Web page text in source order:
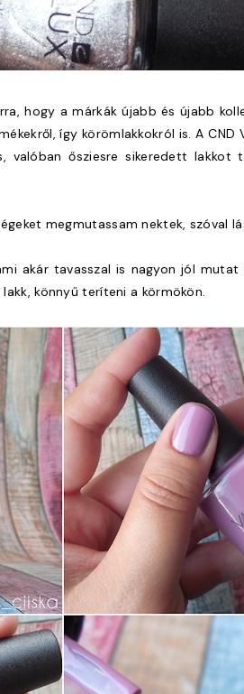
hogy a márkák újabb és újabb
így körömlakkokról is. A CND
valóban ősziesre sikeredett lakkot
megmutassam nektek, szóval
akár tavasszal is nagyon jól mutat
könnyű teríteni a körmökön.